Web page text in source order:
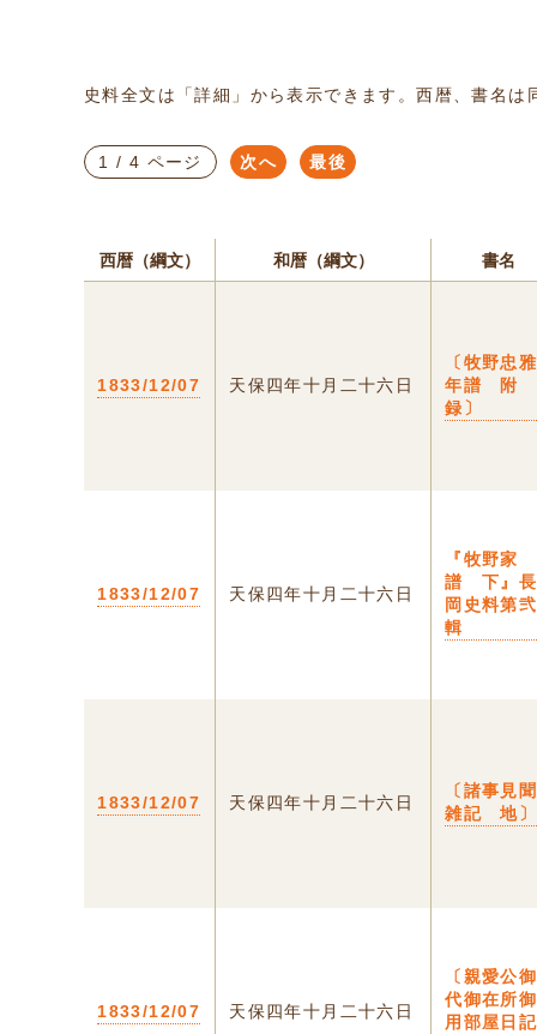
史料全文は「詳細」から表示できます。西暦、書名
1 / 4 ページ 次へ 最後
西暦（綱文） 和暦（綱文） 書名
1833/12/07 天保四年十月二十六日
〔牧野忠雅
年譜 附
録〕
1833/12/07 天保四年十月二十六日
『牧野家
譜 下』長
岡史料第弐
輯
1833/12/07 天保四年十月二十六日
〔諸事見聞
雑記 地〕
1833/12/07 天保四年十月二十六日
〔親愛公御
代御在所御
用部屋日記